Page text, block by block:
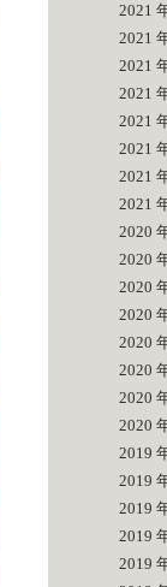
2021
2021
2021
2021
2021
2021
2021
2021
2020
2020
2020
2020
2020
2020
2020
2020
2019
2019
2019
2019
2019